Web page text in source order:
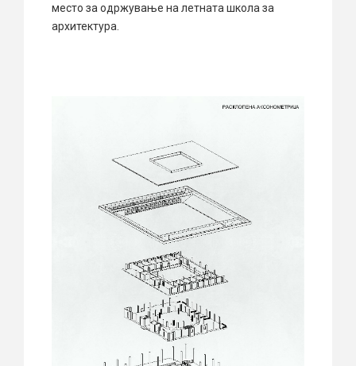
место за одржување на летната школа за
архитектура.